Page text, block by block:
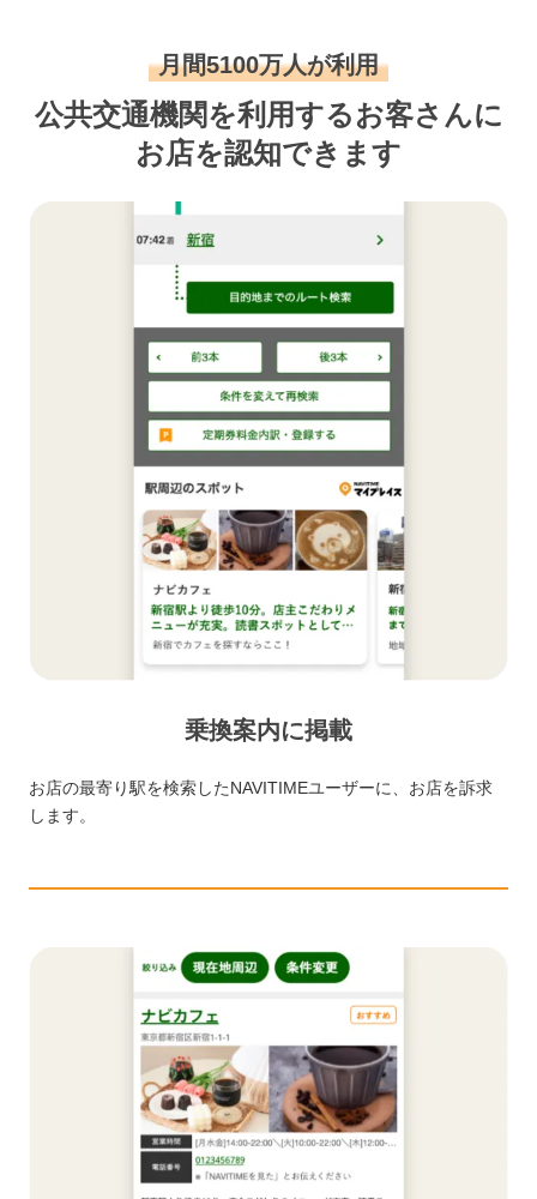
月間5100万人が利用
公共交通機関を利用するお客さんに
お店を認知できます
乗換案内に掲載
お店の最寄り駅を検索したNAVITIMEユーザーに、お店を訴求
します。